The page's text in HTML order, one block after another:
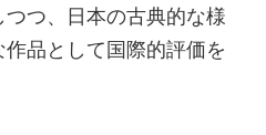
つ、日本の古典的な様
品として国際的評価を